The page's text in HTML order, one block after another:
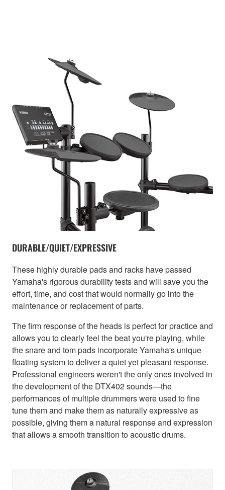
DURABLE/QUIET/EXPRESSIVE
These highly durable pads and racks have passed
Yamaha's rigorous durability tests and will save you the
effort, time, and cost that would normally go into the
maintenance or replacement of parts.
The firm response of the heads is perfect for practice and
allows you to clearly feel the beat you're playing, while
the snare and tom pads incorporate Yamaha's unique
floating system to deliver a quiet yet pleasant response.
Professional engineers weren't the only ones involved in
the development of the DTX402 sounds—the
performances of multiple drummers were used to fine
tune them and make them as naturally expressive as
possible, giving them a natural response and expression
that allows a smooth transition to acoustic drums.